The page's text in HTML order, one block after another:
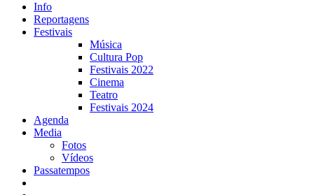
Info
Reportagens
Festivais
Música
Cultura Pop
Festivais 2022
Cinema
Teatro
Festivais 2024
Agenda
Media
Fotos
Vídeos
Passatempos